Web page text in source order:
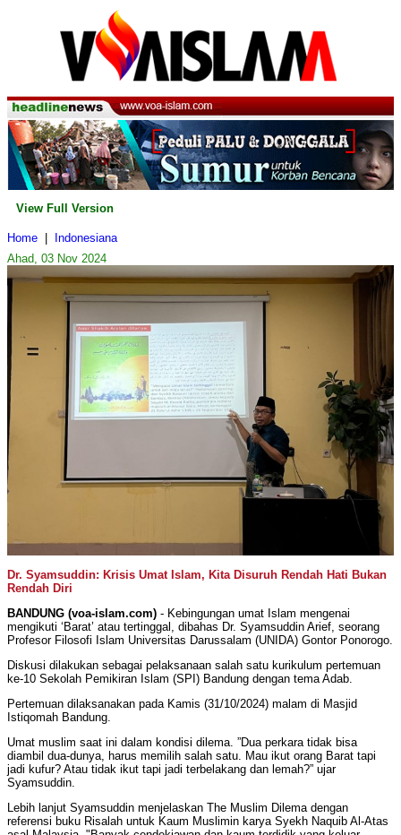
View Full Version
Home
Indonesiana
Ahad, 03 Nov 2024
Dr. Syamsuddin: Krisis Umat Islam, Kita Disuruh Rendah Hati Bukan
Rendah Diri
BANDUNG (voa-islam.com) - Kebingungan umat Islam mengenai
mengikuti ‘Barat’ atau tertinggal, dibahas Dr. Syamsuddin Arief, seorang
Profesor Filosofi Islam Universitas Darussalam (UNIDA) Gontor Ponorogo.
Diskusi dilakukan sebagai pelaksanaan salah satu kurikulum pertemuan
ke-10 Sekolah Pemikiran Islam (SPI) Bandung dengan tema Adab.
Pertemuan dilaksanakan pada Kamis (31/10/2024) malam di Masjid
Istiqomah Bandung.
Umat muslim saat ini dalam kondisi dilema. ”Dua perkara tidak bisa
diambil dua-dunya, harus memilih salah satu. Mau ikut orang Barat tapi
jadi kufur? Atau tidak ikut tapi jadi terbelakang dan lemah?” ujar
Syamsuddin.
Lebih lanjut Syamsuddin menjelaskan The Muslim Dilema dengan
referensi buku Risalah untuk Kaum Muslimin karya Syekh Naquib Al-Atas